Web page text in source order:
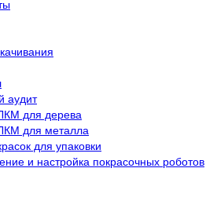
аудит
для дерева
для металла
для упаковки
и настройка покрасочных роботов